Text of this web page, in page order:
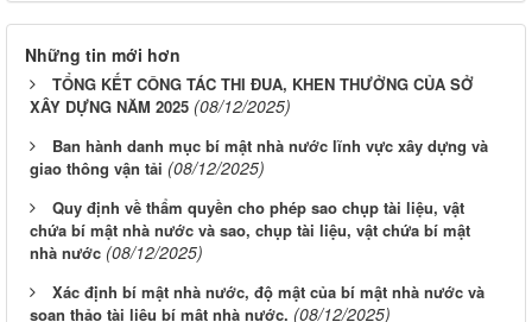
Những tin mới hơn
TỔNG KẾT CÔNG TÁC THI ĐUA, KHEN THƯỞNG CỦA SỞ
XÂY DỰNG NĂM 2025 (08/12/2025)
Ban hành danh mục bí mật nhà nước lĩnh vực xây dựng và
giao thông vận tải (08/12/2025)
Quy định về thẩm quyền cho phép sao chụp tài liệu, vật
chứa bí mật nhà nước và sao, chụp tài liệu, vật chứa bí mật
nhà nước (08/12/2025)
Xác định bí mật nhà nước, độ mật của bí mật nhà nước và
soạn thảo tài liệu bí mật nhà nước. (08/12/2025)